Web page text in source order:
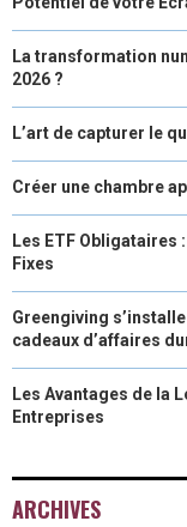
La transformation
2026 ?
L’art de capturer le
Créer une chambre
Les ETF Obligataires
Fixes
Greengiving
cadeaux d’affaires
Les Avantages de la
Entreprises
ARCHIVES